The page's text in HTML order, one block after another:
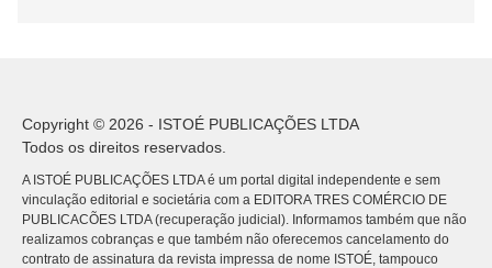
Copyright © 2026 - ISTOÉ PUBLICAÇÕES LTDA
Todos os direitos reservados.
A ISTOÉ PUBLICAÇÕES LTDA é um portal digital independente e sem
vinculação editorial e societária com a EDITORA TRES COMÉRCIO DE
PUBLICACÕES LTDA (recuperação judicial). Informamos também que não
realizamos cobranças e que também não oferecemos cancelamento do
contrato de assinatura da revista impressa de nome ISTOÉ, tampouco